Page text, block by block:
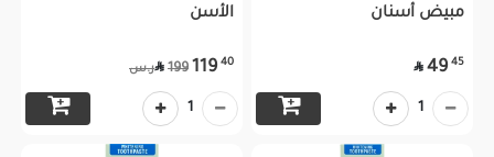
مبيض أسنان
45
49

1
الأسن
40
119
 199 ر.س
1